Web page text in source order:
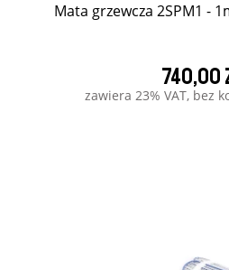
Mata grzewcza 2SPM1 -
740,00
zawiera 23% VAT, bez